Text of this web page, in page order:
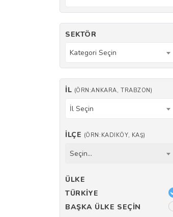
SEKTÖR
Kategori Seçin
İL (ÖRN:ANKARA, TRABZON)
İl Seçin
İLÇE (ÖRN:KADIKÖY, KAŞ)
Seçin...
ÜLKE
TÜRKIYE
BAŞKA ÜLKE SEÇIN